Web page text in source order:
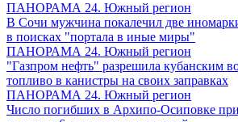
ПАНОРАМА 24. Южный регион
В Сочи мужчина покалечил две
в поисках "портала в иные миры"
ПАНОРАМА 24. Южный регион
"Газпром нефть" разрешила кубанским
топливо в канистры на своих заправках
ПАНОРАМА 24. Южный регион
Число погибших в Архипо-Осиповке